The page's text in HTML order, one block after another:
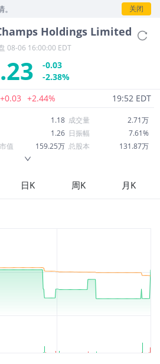
关闭
Holdings Limited
08-06 16:00:00 EDT
-0.03
-2.38%
+0.03 +2.44% 19:52 EDT
1.18 成交量
2.71万
1.26 日振幅
7.61%
值 159.25万 总股本
131.87万
市盈率
-0.04
日K 周K 月K